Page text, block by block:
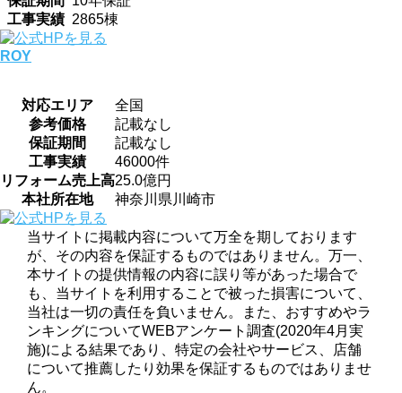
工事実績 2865棟
ROY
対応エリア
全国
参考価格
記載なし
保証期間
記載なし
工事実績
46000件
リフォーム売上高25.0億円
本社所在地
神奈川県川崎市
当サイトに掲載内容について万全を期しております
が、その内容を保証するものではありません。万一、
本サイトの提供情報の内容に誤り等があった場合で
も、当サイトを利用することで被った損害について、
当社は一切の責任を負いません。また、おすすめやラ
ンキングについてWEBアンケート調査(2020年4月実
施)による結果であり、特定の会社やサービス、店舗
について推薦したり効果を保証するものではありませ
ん。